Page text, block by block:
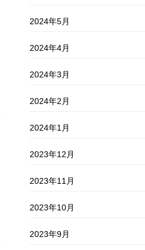
2024年5月
2024年4月
2024年3月
2024年2月
2024年1月
2023年12月
2023年11月
2023年10月
2023年9月